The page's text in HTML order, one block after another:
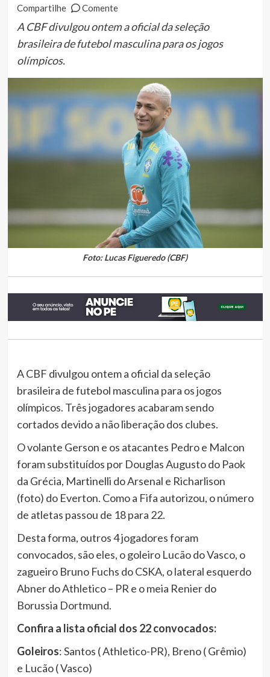
Compartilhe
Comente
A CBF divulgou ontem a oficial da seleção
brasileira de futebol masculina para os jogos
olímpicos.
Foto: Lucas Figueredo (CBF)
A CBF divulgou ontem a oficial da seleção
brasileira de futebol masculina para os jogos
olímpicos. Três jogadores acabaram sendo
cortados devido a não liberação dos clubes.
O volante Gerson e os atacantes Pedro e Malcon
foram substituídos por Douglas Augusto do Paok
da Grécia, Martinelli do Arsenal e Richarlison
(foto) do Everton. Como a Fifa autorizou, o número
de atletas passou de 18 para 22.
Desta forma, outros 4 jogadores foram
convocados, são eles, o goleiro Lucão do Vasco, o
zagueiro Bruno Fuchs do CSKA, o lateral esquerdo
Abner do Athletico – PR e o meia Renier do
Borussia Dortmund.
Confira a lista oficial dos 22 convocados:
Goleiros: Santos ( Athletico-PR), Breno ( Grêmio)
e Lucão ( Vasco)